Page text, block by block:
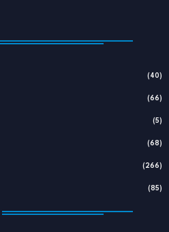
(40)
(66)
(5)
(68)
(266)
(85)